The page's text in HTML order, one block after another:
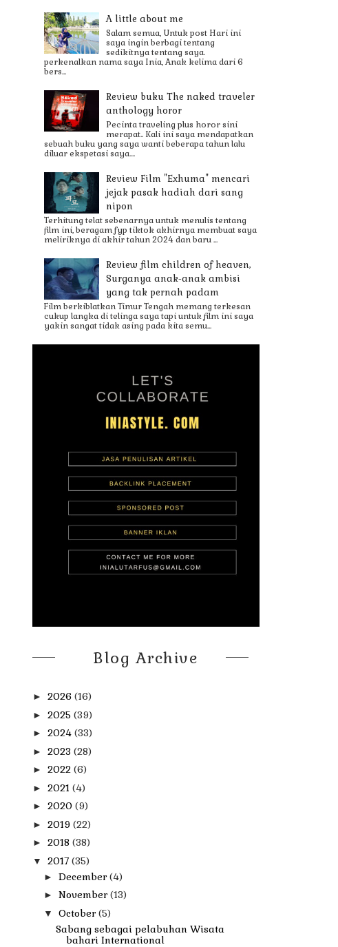
A little about me
Salam semua, Untuk post Hari ini
saya ingin berbagi tentang
sedikitnya tentang saya.
perkenalkan nama saya Inia, Anak kelima dari 6
bers...
Review buku The naked traveler
anthology horor
Pecinta traveling plus horor sini
merapat.. Kali ini saya mendapatkan
sebuah buku yang saya wanti beberapa tahun lalu
diluar ekspetasi saya....
Review Film "Exhuma" mencari
jejak pasak hadiah dari sang
nipon
Terhitung telat sebenarnya untuk menulis tentang
film ini, beragam fyp tiktok akhirnya membuat saya
meliriknya di akhir tahun 2024 dan baru ...
Review film children of heaven,
Surganya anak-anak ambisi
yang tak pernah padam
Film berkiblatkan Timur Tengah memang terkesan
cukup langka di telinga saya tapi untuk film ini saya
yakin sangat tidak asing pada kita semu...
Blog Archive
► 2026 (16)
► 2025 (39)
► 2024 (33)
► 2023 (28)
► 2022 (6)
► 2021 (4)
► 2020 (9)
► 2019 (22)
► 2018 (38)
▼ 2017 (35)
►December(4)
►November(13)
▼October(5)
Sabang sebagai pelabuhan Wisata
bahari International